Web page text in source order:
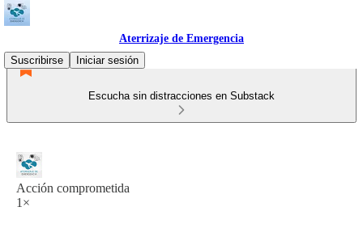
Aterrizaje de Emergencia
Suscribirse
Iniciar sesión
Escucha sin distracciones en Substack
Acción comprometida
1×